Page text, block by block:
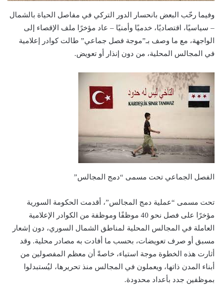
وفيما رحّب البعض بانحسار الدور التركي في مفاصل الحياة بالشمال
– سياسيًا، اقتصاديًا، خدميًا وأمنيًا – عاد مؤخرًا ملف الإقصاء إلى
الواجهة، مع ما وصف بـ”موجة فصل جماعي” طالت كوادر إعلامية
في المجالس المحلية، من دون إنذار أو تعويض.
الفصل الجماعي تحت مسمى “دمج المجالس”
تحت مسمى “عملية دمج المجالس”، أقدمت الحكومة السورية
مؤخرًا على فصل نحو 40 موظفًا وموظفة من الكوادر الإعلامية
العاملة في المجالس المحلية لمناطق الشمال السوري، دون إشعار
مسبق أو صرف تعويضات، بحسب ما أفادت به مصادر محلية. وقد
أثارت هذه الخطوة موجة استياء، خاصةً أن معظم المفصولين من
أبناء المدن ذاتها، ويعملون في المجالس منذ تحريرها، ليُستبدلوا
بموظفين جدد بأعداد محدودة.